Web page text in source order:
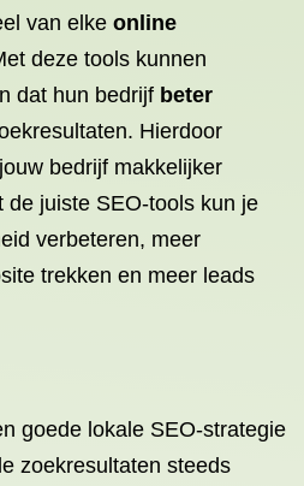
van elke online
deze tools kunnen
dat hun bedrijf beter
Hierdoor
bedrijf makkelijker
de juiste SEO-tools kun je
verbeteren, meer
trekken en meer leads
goede lokale SEO-strategie
zoekresultaten steeds